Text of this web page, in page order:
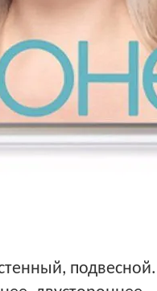
подвесной.